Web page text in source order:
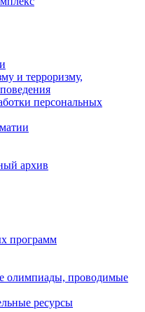
и терроризму,
персональных
архив
программ
олимпиады, проводимые
ресурсы